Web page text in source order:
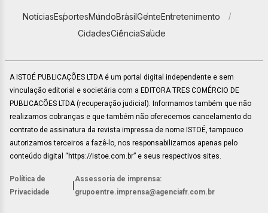
NotíciasEsportesMundoBrasilGenteEntretenimento
CidadesCiênciaSaúde
A ISTOÉ PUBLICAÇÕES LTDA é um portal digital independente e sem
vinculação editorial e societária com a EDITORA TRES COMÉRCIO DE
PUBLICACÕES LTDA (recuperação judicial). Informamos também que não
realizamos cobranças e que também não oferecemos cancelamento do
contrato de assinatura da revista impressa de nome ISTOÉ, tampouco
autorizamos terceiros a fazê-lo, nos responsabilizamos apenas pelo
conteúdo digital “https://istoe.com.br” e seus respectivos sites.
Política de
Privacidade
Assessoria de imprensa:
grupoentre.imprensa@agenciafr.com.br